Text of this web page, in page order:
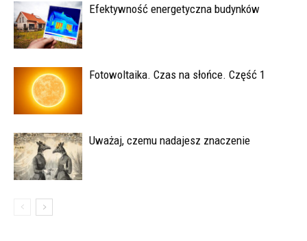
Efektywność energetyczna budynków
Fotowoltaika. Czas na słońce. Część 1
Uważaj, czemu nadajesz znaczenie